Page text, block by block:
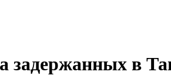
задержанных в